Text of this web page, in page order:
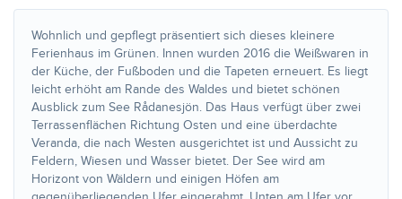
Wohnlich und gepflegt präsentiert sich dieses kleinere
Ferienhaus im Grünen. Innen wurden 2016 die Weißwaren in
der Küche, der Fußboden und die Tapeten erneuert. Es liegt
leicht erhöht am Rande des Waldes und bietet schönen
Ausblick zum See Rådanesjön. Das Haus verfügt über zwei
Terrassenflächen Richtung Osten und eine überdachte
Veranda, die nach Westen ausgerichtet ist und Aussicht zu
Feldern, Wiesen und Wasser bietet. Der See wird am
Horizont von Wäldern und einigen Höfen am